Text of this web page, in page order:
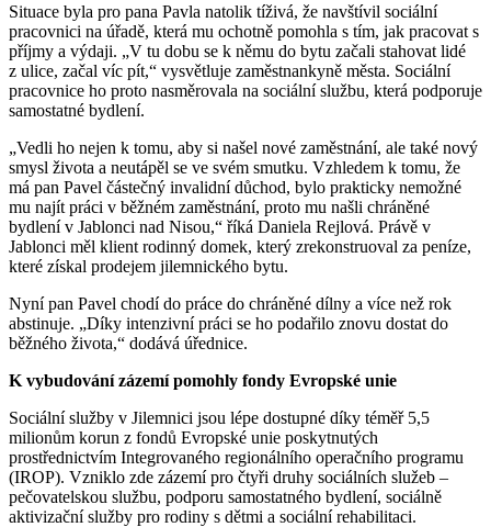
Situace byla pro pana Pavla natolik tíživá, že navštívil sociální
pracovnici na úřadě, která mu ochotně pomohla s tím, jak pracovat s
příjmy a výdaji. „V tu dobu se k němu do bytu začali stahovat lidé
z ulice, začal víc pít,“ vysvětluje zaměstnankyně města. Sociální
pracovnice ho proto nasměrovala na sociální službu, která podporuje
samostatné bydlení.
„Vedli ho nejen k tomu, aby si našel nové zaměstnání, ale také nový
smysl života a neutápěl se ve svém smutku. Vzhledem k tomu, že
má pan Pavel částečný invalidní důchod, bylo prakticky nemožné
mu najít práci v běžném zaměstnání, proto mu našli chráněné
bydlení v Jablonci nad Nisou,“ říká Daniela Rejlová. Právě v
Jablonci měl klient rodinný domek, který zrekonstruoval za peníze,
které získal prodejem jilemnického bytu.
Nyní pan Pavel chodí do práce do chráněné dílny a více než rok
abstinuje. „Díky intenzivní práci se ho podařilo znovu dostat do
běžného života,“ dodává úřednice.
K vybudování zázemí pomohly fondy Evropské unie
Sociální služby v Jilemnici jsou lépe dostupné díky téměř 5,5
milionům korun z fondů Evropské unie poskytnutých
prostřednictvím Integrovaného regionálního operačního programu
(IROP). Vzniklo zde zázemí pro čtyři druhy sociálních služeb ‒
pečovatelskou službu, podporu samostatného bydlení, sociálně
aktivizační služby pro rodiny s dětmi a sociální rehabilitaci.